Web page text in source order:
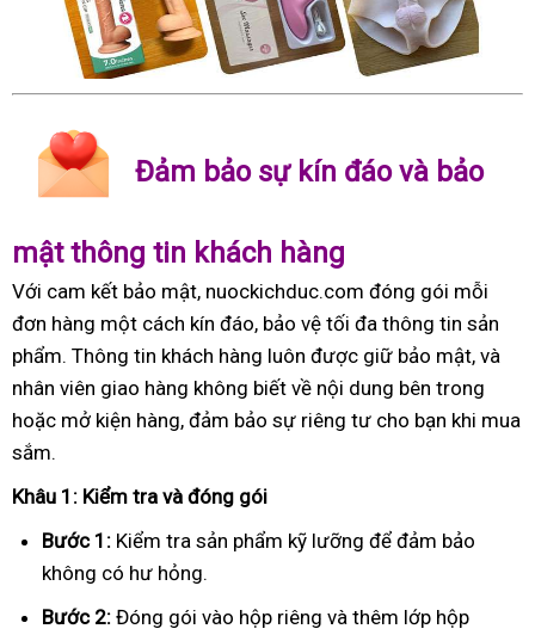
Đảm bảo sự kín đáo và bảo
mật thông tin khách hàng
Với cam kết bảo mật, nuockichduc.com đóng gói mỗi
đơn hàng một cách kín đáo, bảo vệ tối đa thông tin sản
phẩm. Thông tin khách hàng luôn được giữ bảo mật, và
nhân viên giao hàng không biết về nội dung bên trong
hoặc mở kiện hàng, đảm bảo sự riêng tư cho bạn khi mua
sắm.
Khâu 1: Kiểm tra và đóng gói
Bước 1: Kiểm tra sản phẩm kỹ lưỡng để đảm bảo
không có hư hỏng.
Bước 2: Đóng gói vào hộp riêng và thêm lớp hộp